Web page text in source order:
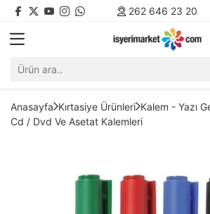
262 646 23 20
Anasayfa Kırtasiye Ürünleri Kalem - Yazı
Cd / Dvd Ve Asetat Kalemleri